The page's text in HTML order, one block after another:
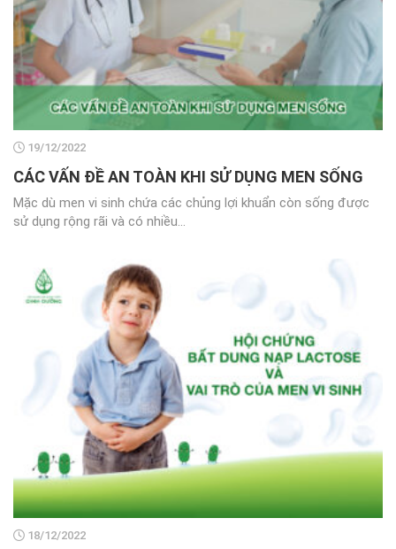
19/12/2022
CÁC VẤN ĐỀ AN TOÀN KHI SỬ DỤNG MEN SỐNG
Mặc dù men vi sinh chứa các chủng lợi khuẩn còn sống được
sử dụng rộng rãi và có nhiều...
18/12/2022